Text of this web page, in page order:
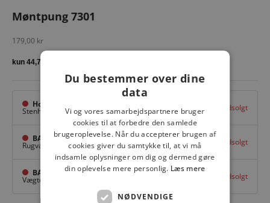
Møntpung 7301
Salgspris
179,00 kr
Hovedlager
Stenhuggervej 10, Odense M Udsolgt
BAGGI Tarup Center
Rugvang 36, Odense NV Udsolgt
BAGGI Nyborg
Vægtergade 1, Udsolgt
Du bestemmer over dine
data
Vi og vores samarbejdspartnere bruger
cookies til at forbedre den samlede
brugeroplevelse. Når du accepterer brugen af
cookies giver du samtykke til, at vi må
indsamle oplysninger om dig og dermed gøre
din oplevelse mere personlig. Læs mere
NØDVENDIGE